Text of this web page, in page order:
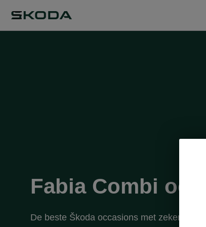
Fabia Combi
De beste Škoda occasions met zekerheid